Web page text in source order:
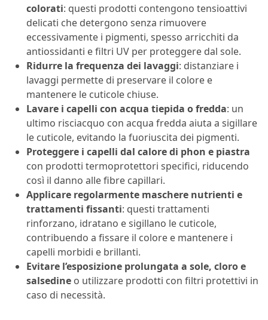
colorati: questi prodotti contengono tensioattivi
delicati che detergono senza rimuovere
eccessivamente i pigmenti, spesso arricchiti da
antiossidanti e filtri UV per proteggere dal sole.
Ridurre la frequenza dei lavaggi: distanziare i
lavaggi permette di preservare il colore e
mantenere le cuticole chiuse.
Lavare i capelli con acqua tiepida o fredda: un
ultimo risciacquo con acqua fredda aiuta a sigillare
le cuticole, evitando la fuoriuscita dei pigmenti.
Proteggere i capelli dal calore di phon e piastra
con prodotti termoprotettori specifici, riducendo
così il danno alle fibre capillari.
Applicare regolarmente maschere nutrienti e
trattamenti fissanti: questi trattamenti
rinforzano, idratano e sigillano le cuticole,
contribuendo a fissare il colore e mantenere i
capelli morbidi e brillanti.
Evitare l’esposizione prolungata a sole, cloro e
salsedine o utilizzare prodotti con filtri protettivi in
caso di necessità.